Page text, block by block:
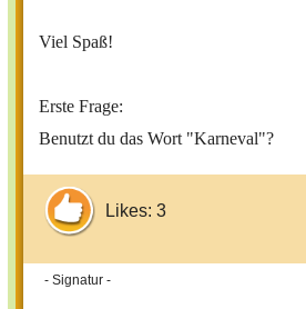
Viel Spaß!
Erste Frage:
Benutzt du das Wort "Karneval"?
Likes: 3
- Signatur -